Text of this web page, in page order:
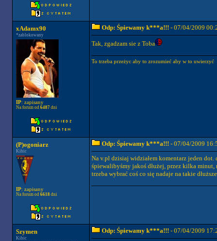
xAdamx90
*zablokowany
IP: zapisany
Na forum od 6487dni
Odp: Śpiewamy k***a!!! - 07/04/2009
Tak, zgadzam sie z Toba
To trzeba przeżyc aby to zrozumieć aby w to uwierzyć
(P)ogoniarz
Kibic
IP: zapisany
Na forum od 6618dni
Odp: Śpiewamy k***a!!! - 07/04/2009
Na v.pl dzisiaj widziałem komentarz jeden
śpiewalibyśmy jakoś dłużej, przez kilka
trzeba wybrać coś co się nadaje na takie
Szymen
Kibic
Odp: Śpiewamy k***a!!! - 07/04/2009